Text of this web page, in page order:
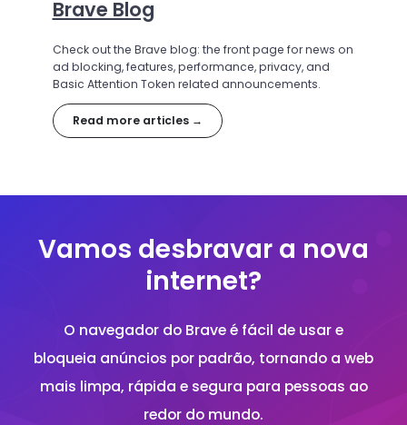
Brave Blog
Check out the Brave blog: the front page for news on
ad blocking, features, performance, privacy, and
Basic Attention Token related announcements.
Read more articles →
Vamos desbravar a nova
internet?
O navegador do Brave é fácil de usar e
bloqueia anúncios por padrão, tornando a web
mais limpa, rápida e segura para pessoas ao
redor do mundo.